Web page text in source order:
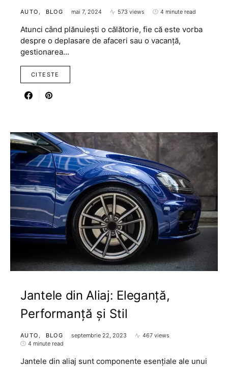
AUTO BLOG mai 7, 2024 573 views 4 minute read
Atunci când plănuiești o călătorie, fie că este vorba
despre o deplasare de afaceri sau o vacanță,
gestionarea…
CITESTE
Jantele din Aliaj: Eleganță,
Performanță și Stil
AUTO BLOG septembrie 22, 2023
467 views
4 minute read
Jantele din aliaj sunt componente esențiale ale unui